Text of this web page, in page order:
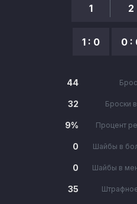
1
1 : 0
2
0 :
44
32 Броски
9% Процент
0 Шайбы в
0 Шайбы в
35